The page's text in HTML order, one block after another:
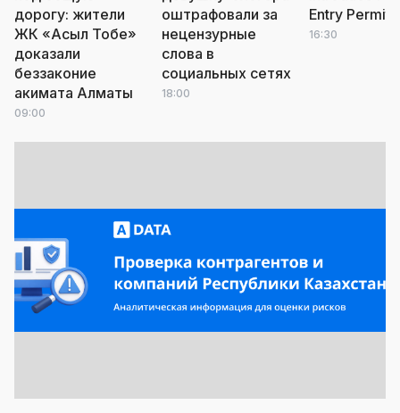
дорогу: жители
ЖК «Асыл Тобе»
доказали
беззаконие
акимата Алматы
09:00
оштрафовали за
нецензурные
слова в
социальных сетях
18:00
Entry Permits
16:30